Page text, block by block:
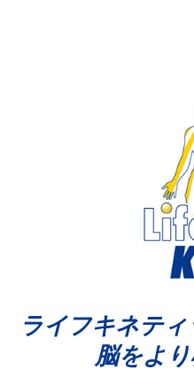
ライフキネテ
脳をよ
理
ライフキ
期待
科学的
講習会の
講習会の
動画視聴による説明
体験会の
公認ト
ライセンス